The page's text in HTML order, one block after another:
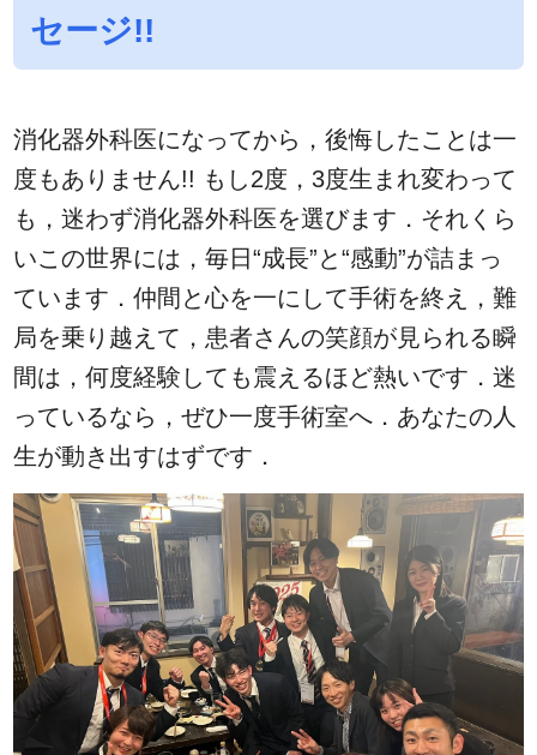
セージ!!
消化器外科医になってから，後悔したことは一
度もありません!! もし2度，3度生まれ変わって
も，迷わず消化器外科医を選びます．それくら
いこの世界には，毎日“成長”と“感動”が詰まっ
ています．仲間と心を一にして手術を終え，難
局を乗り越えて，患者さんの笑顔が見られる瞬
間は，何度経験しても震えるほど熱いです．迷
っているなら，ぜひ一度手術室へ．あなたの人
生が動き出すはずです．